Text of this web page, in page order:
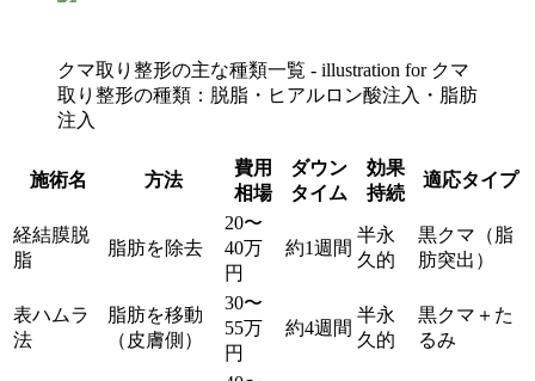
クマ取り整形の主な種類一覧 - illustration for クマ
取り整形の種類：脱脂・ヒアルロン酸注入・脂肪
注入
施術名 方法
費用
相場
ダウン
タイム
効果
持続
適応タイプ
経結膜脱
脂
脂肪を除去
20〜
40万
円
約1週間
半永
久的
黒クマ（脂
肪突出）
表ハムラ
法
脂肪を移動
（皮膚側）
30〜
55万
円
約4週間
半永
久的
黒クマ＋た
るみ